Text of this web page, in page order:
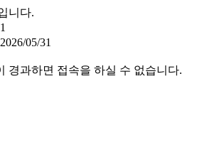
니다.
05/31
경과하면 접속을 하실 수 없습니다.